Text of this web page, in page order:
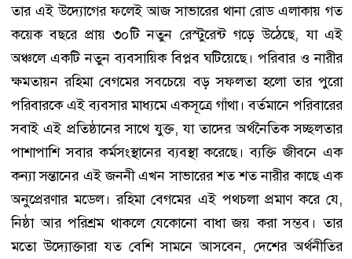
তার এই উদ্যোগের ফলেই আজ সাভারের থানা রোড এলাকায় গত
কয়েক বছরে প্রায় ৩০টি নতুন রেস্টুরেন্ট গড়ে উঠেছে, যা এই
অঞ্চলে একটি নতুন ব্যবসায়িক বিপ্লব ঘটিয়েছে। পরিবার ও নারীর
ক্ষমতায়ন রহিমা বেগমের সবচেয়ে বড় সফলতা হলো তার পুরো
পরিবারকে এই ব্যবসার মাধ্যমে একসূত্রে গাঁথা। বর্তমানে পরিবারের
সবাই এই প্রতিষ্ঠানের সাথে যুক্ত, যা তাদের অর্থনৈতিক সচ্ছলতার
পাশাপাশি সবার কর্মসংস্থানের ব্যবস্থা করেছে। ব্যক্তি জীবনে এক
কন্যা সন্তানের এই জননী এখন সাভারের শত শত নারীর কাছে এক
অনুপ্রেরণার মডেল। রহিমা বেগমের এই পথচলা প্রমাণ করে যে,
নিষ্ঠা আর পরিশ্রম থাকলে যেকোনো বাধা জয় করা সম্ভব। তার
মতো উদ্যোক্তারা যত বেশি সামনে আসবেন, দেশের অর্থনীতির